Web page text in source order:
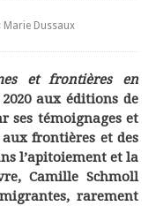
Dussaux
et frontières en
aux éditions de
ses témoignages et
frontières et des
l’apitoiement et la
Camille Schmoll
rarement